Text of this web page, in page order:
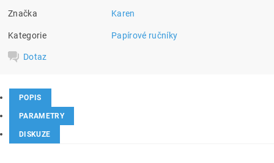
Značka Karen
Kategorie Papírové ručníky
Dotaz
POPIS
PARAMETRY
DISKUZE